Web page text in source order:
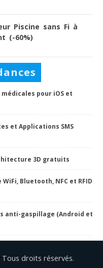
Piscine sans Fi à
(-60%)
pour iOS et
et Applications SMS
3D gratuits
Bluetooth, NFC et RFID
anti-gaspillage (Android et
droits réservés.